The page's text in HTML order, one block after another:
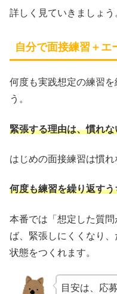
詳しく見ていきましょう
自分で面接練習＋エ
何度も実践想定の練習
う。
緊張する理由は、慣れ
はじめの面接練習は慣れ
何度も練習を繰り返す
本番では「想定した質
ば、緊張しにくくなり
状態をつくれます。
目安は、応